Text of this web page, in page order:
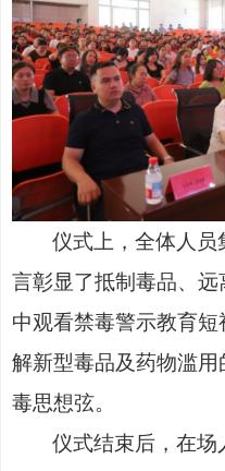
仪式上，全体人
言彰显了抵制毒品、
中观看禁毒警示教育
解新型毒品及药物滥
毒思想弦。
仪式结束后，在场